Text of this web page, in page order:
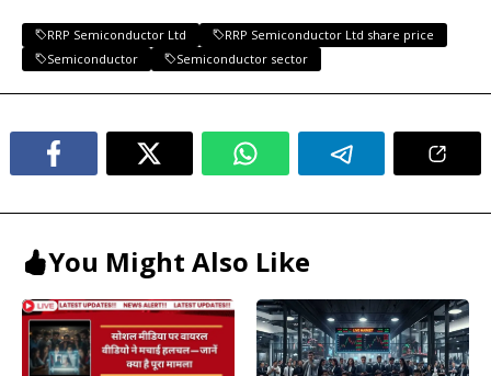
RRP Semiconductor Ltd
RRP Semiconductor Ltd share price
Semiconductor
Semiconductor sector
You Might Also Like